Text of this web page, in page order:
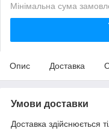
Мінімальна сума
Опис Доставка
Умови доставки
Доставка здійснюється